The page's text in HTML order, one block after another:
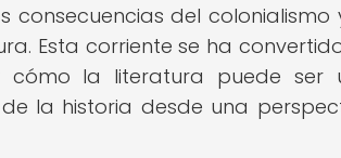
consecuencias del colonialismo
Esta corriente se ha
la literatura puede ser
la historia desde una